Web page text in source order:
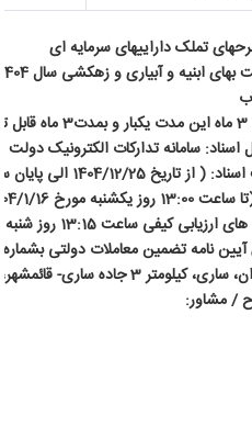
تملک داراییهای سرمایه ای
ابنیه و آبیاری و زهکشی سال 1404
سامانه تدارکات الکترونیک دولت
ساعت اداری روز 1404/12/28)
1404/1/16)
مورخ 1404/1/16 در محل دفتر قراردادها (اتاق مناقصات)
معاملات دولتی بشماره 123402/ت 50659 هـ مورخ 22/9/94
قائمشهر، کدپستی 48158-98643
/ مشاور: